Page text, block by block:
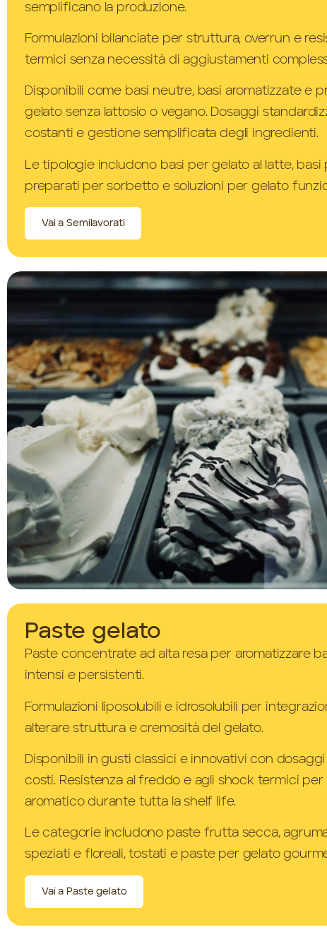
semplificano la produzione.
Formulazioni bilanciate per struttura, overrun e
termici senza necessità di aggiustamenti
Disponibili come basi neutre, basi aromatizzate e
gelato senza lattosio o vegano. Dosaggi
costanti e gestione semplificata degli ingredienti.
Le tipologie includono basi per gelato al latte, basi
preparati per sorbetto e soluzioni per gelato
Vai a Semilavorati
Paste gelato
Paste concentrate ad alta resa per aromatizzare
intensi e persistenti.
Formulazioni liposolubili e idrosolubili per
alterare struttura e cremosità del gelato.
Disponibili in gusti classici e innovativi con
costi. Resistenza al freddo e agli shock termici
aromatico durante tutta la shelf life.
Le categorie includono paste frutta secca,
speziati e floreali, tostati e paste per gelato
Vai a Paste gelato